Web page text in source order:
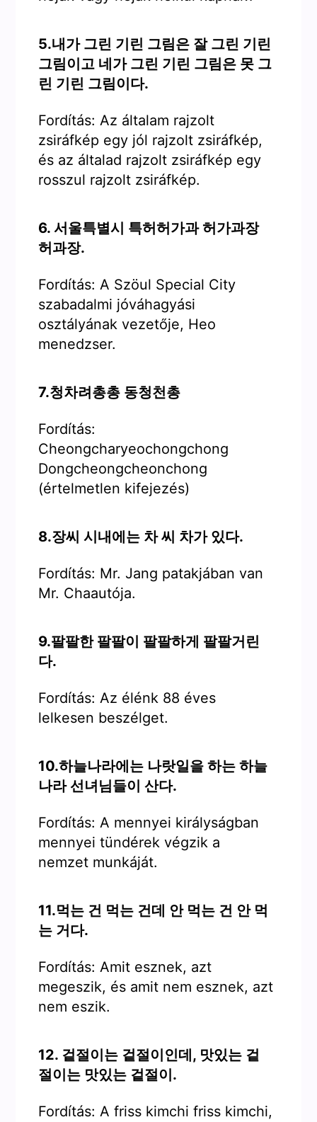
5.내가 그린 기린 그림은 잘 그린 기린
그림이고 네가 그린 기린 그림은 못 그
린 기린 그림이다.
Fordítás: Az általam rajzolt
zsiráfkép egy jól rajzolt zsiráfkép,
és az általad rajzolt zsiráfkép egy
rosszul rajzolt zsiráfkép.
6. 서울특별시 특허허가과 허가과장
허과장.
Fordítás: A Szöul Special City
szabadalmi jóváhagyási
osztályának vezetője, Heo
menedzser.
7.청차려총총 동청천총
Fordítás:
Cheongcharyeochongchong
Dongcheongcheonchong
(értelmetlen kifejezés)
8.장씨 시내에는 차 씨 차가 있다.
Fordítás: Mr. Jang patakjában van
Mr. Chaautója.
9.팔팔한 팔팔이 팔팔하게 팔팔거린
다.
Fordítás: Az élénk 88 éves
lelkesen beszélget.
10.하늘나라에는 나랏일을 하는 하늘
나라 선녀님들이 산다.
Fordítás: A mennyei királyságban
mennyei tündérek végzik a
nemzet munkáját.
11.먹는 건 먹는 건데 안 먹는 건 안 먹
는 거다.
Fordítás: Amit esznek, azt
megeszik, és amit nem esznek, azt
nem eszik.
12. 겉절이는 겉절이인데, 맛있는 겉
절이는 맛있는 겉절이.
Fordítás: A friss kimchi friss kimchi,